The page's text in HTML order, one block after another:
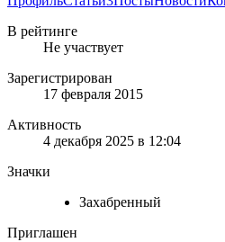
В рейтинге
Не участвует
Зарегистрирован
17 февраля 2015
Активность
4 декабря 2025 в 12:04
Значки
Захабренный
Приглашен